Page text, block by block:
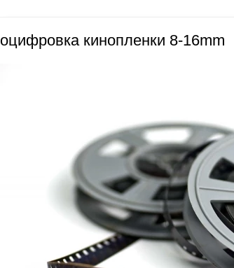
оцифровка кинопленки 8-16mm